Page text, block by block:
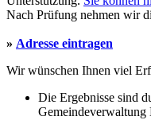
Nach Prüfung nehmen wir
» Adresse eintragen
Wir wünschen Ihnen viel
Die Ergebnisse sind